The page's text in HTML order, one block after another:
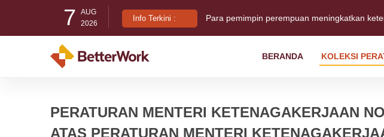
7
AUG
2026
Info Terkini : Para pemimpin perempuan meningkatkan
Indonesia Business Forum 2022: Satu
BERANDA KOLEKSI
PERATURAN MENTERI KETENAGAKERJAAN
ATAS PERATURAN MENTERI